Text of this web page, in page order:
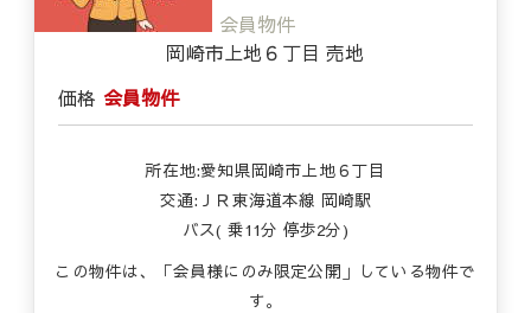
会員物件
岡崎市上地６丁目 売地
価格 会員物件
所在地:愛知県岡崎市上地６丁目
交通:ＪＲ東海道本線 岡崎駅
バス( 乗11分 停歩2分)
この物件は、「会員様にのみ限定公開」している物件で
す。